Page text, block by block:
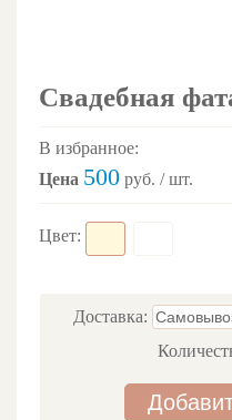
Свадебная
В избранное:
Цена 500 руб. / шт.
Цвет:
Доставка: